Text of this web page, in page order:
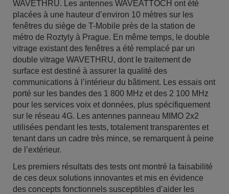
WAVETHRU. Les antennes WAVEATTOCH ont été
placées à une hauteur d’environ 10 mètres sur les
fenêtres du siège de T-Mobile près de la station de
métro de Roztyly à Prague. En même temps, le double
vitrage existant des fenêtres a été remplacé par un
double vitrage WAVETHRU, dont le traitement de
surface est destiné à assurer la qualité des
communications à l’intérieur du bâtiment. Les essais ont
porté sur les bandes des 1 800 MHz et des 2 100 MHz
pour les services voix et données, plus spécifiquement
sur le réseau 4G. Les antennes panneau MIMO 2x2
utilisées pendant les tests, totalement transparentes et
tenant dans un cadre très mince, se remarquent à peine
de l’extérieur.
Les premiers résultats des tests ont montré la faisabilité
de ces deux solutions innovantes et mis en évidence
des concepts fonctionnels susceptibles d’aider les